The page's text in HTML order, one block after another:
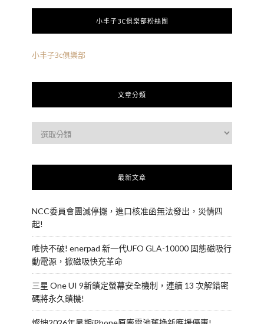
小丰子3C俱樂部粉絲團
小丰子3c俱樂部
文章分類
最新文章
NCC委員會團滅停擺，進口核准函無法發出，災情四
起!
唯快不破! enerpad 新一代UFO GLA-10000 固態磁吸行
動電源，掀磁吸快充革命
三星 One UI 9新鎖定螢幕安全機制，連續 13 次解錯密
碼將永久鎖機!